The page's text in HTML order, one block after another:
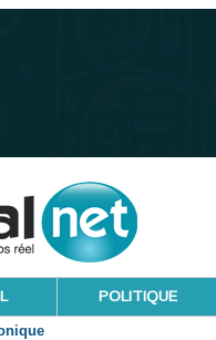
POLITIQUE